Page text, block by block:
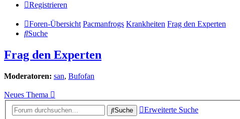
Registrieren
Foren-Übersicht Pacmanfrogs Krankheiten Frag den Experten
Suche
Frag den Experten
Moderatoren: san, Bufofan
Neues Thema
Suche
Erweiterte Suche